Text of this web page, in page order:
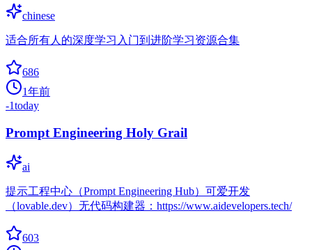
chinese
适合所有人的深度学习入门到进阶学习资源合集
686
1年前
-1today
Prompt Engineering Holy Grail
ai
提示工程中心（Prompt Engineering Hub）可爱开发
（lovable.dev）无代码构建器：https://www.aidevelopers.tech/
603